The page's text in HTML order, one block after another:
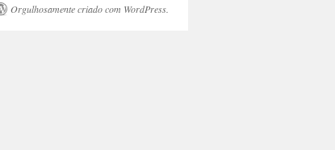
Orgulhosamente criado com WordPress.